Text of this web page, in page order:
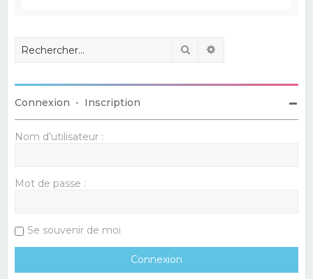
Rechercher
Connexion • Inscription
Nom d’utilisateur :
Mot de passe :
Se souvenir de moi